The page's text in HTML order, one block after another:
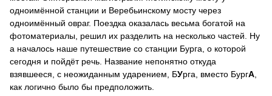
одноимённой станции и Веребьинскому мосту через
одноимённый овраг. Поездка оказалась весьма богатой на
фотоматериалы, решил их разделить на несколько частей. Ну
а началось наше путешествие со станции Бурга, о которой
сегодня и пойдёт речь. Название непонятно откуда
взявшееся, с неожиданным ударением, БУрга, вместо БургА
как логично было бы предположить.